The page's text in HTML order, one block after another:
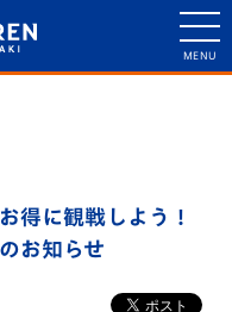
得に観戦しよう！
お知らせ